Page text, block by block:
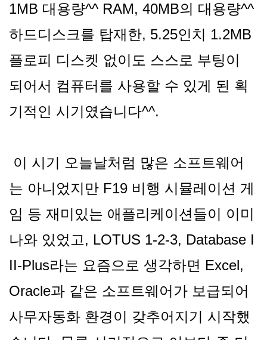
1MB 대용량^^ RAM, 40MB의 대용량^^
하드디스크를 탑재한, 5.25인치 1.2MB
플로피 디스켓 없이도 스스로 부팅이
되어서 컴퓨터를 사용할 수 있게 된 획
기적인 시기였습니다^^.
이 시기 오늘날처럼 많은 소프트웨어
는 아니었지만 F19 비행 시뮬레이션 게
임 등 재미있는 애플리케이션들이 이미
나와 있었고, LOTUS 1-2-3, Database I
II-Plus라는 요즘으로 생각하면 Excel,
Oracle과 같은 소프트웨어가 보급되어
사무자동화 환경이 갖추어지기 시작했